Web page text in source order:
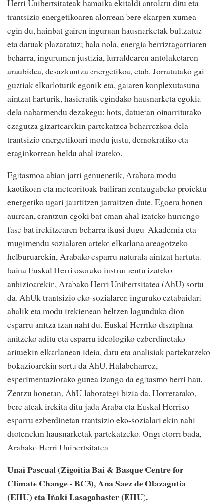
Herri Unibertsitateak hamaika ekitaldi antolatu ditu eta
trantsizio energetikoaren alorrean bere ekarpen xumea
egin du, hainbat gairen inguruan hausnarketak bultzatuz
eta datuak plazaratuz; hala nola, energia berriztagarriaren
beharra, ingurumen justizia, lurraldearen antolaketaren
araubidea, desazkuntza energetikoa, etab. Jorratutako gai
guztiak elkarloturik egonik eta, gaiaren konplexutasuna
aintzat harturik, hasieratik egindako hausnarketa egokia
dela nabarmendu dezakegu: hots, datuetan oinarritutako
ezagutza gizartearekin partekatzea beharrezkoa dela
trantsizio energetikoari modu justu, demokratiko eta
eraginkorrean heldu ahal izateko.
Egitasmoa abian jarri genuenetik, Arabara modu
kaotikoan eta meteoritoak bailiran zentzugabeko proiektu
energetiko ugari jaurtitzen jarraitzen dute. Egoera honen
aurrean, erantzun egoki bat eman ahal izateko hurrengo
fase bat irekitzearen beharra ikusi dugu. Akademia eta
mugimendu sozialaren arteko elkarlana areagotzeko
helburuarekin, Arabako esparru naturala aintzat hartuta,
baina Euskal Herri osorako instrumentu izateko
anbizioarekin, Arabako Herri Unibertsitatea (AhU) sortu
da. AhUk trantsizio eko-sozialaren inguruko eztabaidari
ahalik eta modu irekienean heltzen lagunduko dion
esparru anitza izan nahi du. Euskal Herriko disziplina
anitzeko aditu eta esparru ideologiko ezberdinetako
arituekin elkarlanean ideia, datu eta analisiak partekatzeko
bokazioarekin sortu da AhU. Halabeharrez,
esperimentaziorako gunea izango da egitasmo berri hau.
Zentzu honetan, AhU laborategi bizia da. Horretarako,
bere ateak irekita ditu jada Araba eta Euskal Herriko
esparru ezberdinetan trantsizio eko-sozialari ekin nahi
diotenekin hausnarketak partekatzeko. Ongi etorri bada,
Arabako Herri Unibertsitatea.
Unai Pascual (Zigoitia Bai & Basque Centre for
Climate Change - BC3),Ana Saez de Olazagutia
(EHU) eta Iñaki Lasagabaster (EHU).